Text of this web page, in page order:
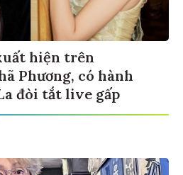
hiện trên
Phương, có hành
đòi tắt live gấp